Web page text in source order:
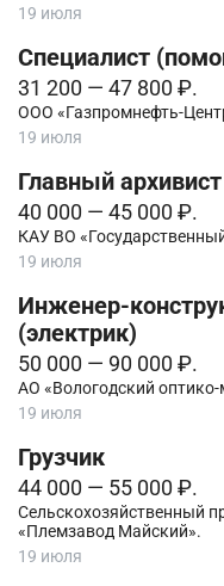
19 июля
Специалист
31 200 — 47 800 ₽.
ООО «Газпромнефть-
19 июля
Главный архивист
40 000 — 45 000 ₽.
КАУ ВО
19 июля
Инженер-
(электрик)
50 000 — 90 000 ₽.
АО «Вологодский
19 июля
Грузчик
44 000 — 55 000 ₽.
Сельскохозяйственный
«Племзавод Майский».
19 июля